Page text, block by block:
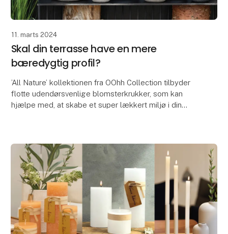
11. marts 2024
Skal din terrasse have en mere
bæredygtig profil?
’All Nature’ kollektionen fra OOhh Collection tilbyder
flotte udendørsvenlige blomsterkrukker, som kan
hjælpe med, at skabe et super lækkert miljø i din